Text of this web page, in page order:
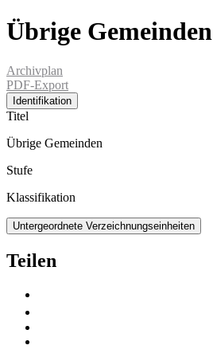
Übrige Gemeinden
Archivplan
PDF-Export
Identifikation
Titel
Übrige Gemeinden
Stufe
Klassifikation
Untergeordnete Verzeichnungseinheiten
Teilen